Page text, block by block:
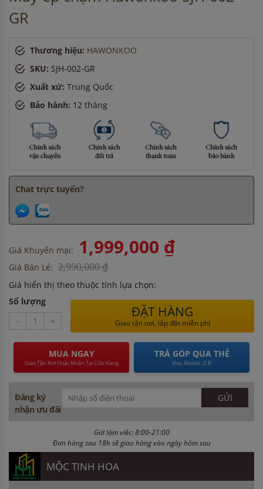
Chị Lan
ở Hải Dương đã đặt máy rửa bát cách đây 2 giờ
Anh Minh
Chị Lan
ở Hải Phòng đã đặt bếp từ cách đây 1 giờ
Anh Nam
-ở Hà Nội đã đặt máy rửa bát cách đây 30 phút
GR
Thương hiệu: HAWONKOO
SKU: SJH-002-GR
Xuất xứ: Trung Quốc
Bảo hành: 12 tháng
Chat trực tuyến?
Giá Khuyến mại: 1,999,000 ₫
Giá Bán Lẻ: 2,990,000 ₫
Giá hiển thị theo thuộc tính lựa chọn:
Số lượng
-
+
ĐẶT HÀNG
Giao tận nơi, lắp đặt miễn phí
MUA NGAY
Giao Tận Nơi Hoặc Nhận Tại Cửa Hàng
TRẢ GÓP QUA THẺ
Visa, Master, JCB
Đăng ký
nhận ưu đãi
Giờ làm việc: 8:00-21:00
Đơn hàng sau 18h sẽ giao hàng vào ngày hôm sau
MỘC TINH HOA